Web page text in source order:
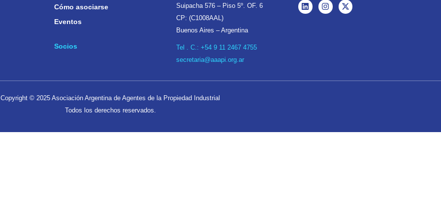
Cómo asociarse
Eventos
Socios
Suipacha 576 – Piso 5º. OF. 6
CP: (C1008AAL)
Buenos Aires – Argentina
Tel . C.: +54 9 11 2467 4755
secretaria@aaapi.org.ar
Copyright © 2025 Asociación Argentina de Agentes de la Propiedad Industrial
Todos los derechos reservados.